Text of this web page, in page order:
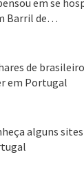
Barril de…
de
em Portugal
alguns